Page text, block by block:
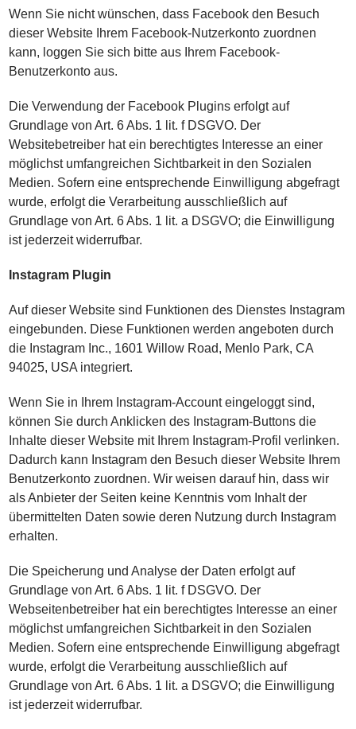
Wenn Sie nicht wünschen, dass Facebook den Besuch
dieser Website Ihrem Facebook-Nutzerkonto zuordnen
kann, loggen Sie sich bitte aus Ihrem Facebook-
Benutzerkonto aus.
Die Verwendung der Facebook Plugins erfolgt auf
Grundlage von Art. 6 Abs. 1 lit. f DSGVO. Der
Websitebetreiber hat ein berechtigtes Interesse an einer
möglichst umfangreichen Sichtbarkeit in den Sozialen
Medien. Sofern eine entsprechende Einwilligung abgefragt
wurde, erfolgt die Verarbeitung ausschließlich auf
Grundlage von Art. 6 Abs. 1 lit. a DSGVO; die Einwilligung
ist jederzeit widerrufbar.
Instagram Plugin
Auf dieser Website sind Funktionen des Dienstes Instagram
eingebunden. Diese Funktionen werden angeboten durch
die Instagram Inc., 1601 Willow Road, Menlo Park, CA
94025, USA integriert.
Wenn Sie in Ihrem Instagram-Account eingeloggt sind,
können Sie durch Anklicken des Instagram-Buttons die
Inhalte dieser Website mit Ihrem Instagram-Profil verlinken.
Dadurch kann Instagram den Besuch dieser Website Ihrem
Benutzerkonto zuordnen. Wir weisen darauf hin, dass wir
als Anbieter der Seiten keine Kenntnis vom Inhalt der
übermittelten Daten sowie deren Nutzung durch Instagram
erhalten.
Die Speicherung und Analyse der Daten erfolgt auf
Grundlage von Art. 6 Abs. 1 lit. f DSGVO. Der
Webseitenbetreiber hat ein berechtigtes Interesse an einer
möglichst umfangreichen Sichtbarkeit in den Sozialen
Medien. Sofern eine entsprechende Einwilligung abgefragt
wurde, erfolgt die Verarbeitung ausschließlich auf
Grundlage von Art. 6 Abs. 1 lit. a DSGVO; die Einwilligung
ist jederzeit widerrufbar.